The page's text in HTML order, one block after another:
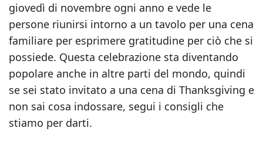
giovedì di novembre ogni anno e vede le
persone riunirsi intorno a un tavolo per una cena
familiare per esprimere gratitudine per ciò che si
possiede. Questa celebrazione sta diventando
popolare anche in altre parti del mondo, quindi
se sei stato invitato a una cena di Thanksgiving e
non sai cosa indossare, segui i consigli che
stiamo per darti.